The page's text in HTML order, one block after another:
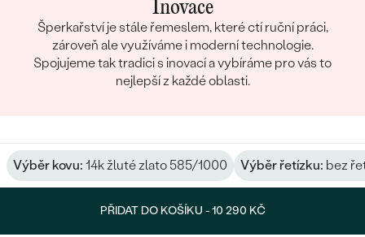
Inovace
Šperkařství je stále řemeslem, které ctí ruční práci,
zároveň ale využíváme i moderní technologie.
Spojujeme tak tradici s inovací a vybíráme pro vás to
nejlepší z každé oblasti.
Výběr kovu: 14k žluté zlato 585/1000 Výběr řetízku: bez
PŘIDAT DO KOŠÍKU -10 290 KČ